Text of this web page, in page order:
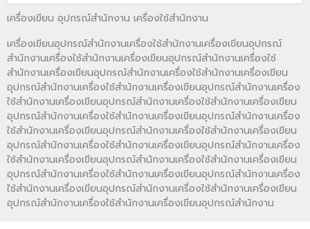
เครื่องเขียน อุปกรณ์สำนักงาน เครื่องใช้สำนักงาน
เครื่องเขียนอุปกรณ์สำนักงานเครื่องใช้สำนักงานเครื่องเขียนอุปกรณ์
สำนักงานเครื่องใช้สำนักงานเครื่องเขียนอุปกรณ์สำนักงานเครื่องใช้
สำนักงานเครื่องเขียนอุปกรณ์สำนักงานเครื่องใช้สำนักงานเครื่องเขียน
อุปกรณ์สำนักงานเครื่องใช้สำนักงานเครื่องเขียนอุปกรณ์สำนักงานเครื่อง
ใช้สำนักงานเครื่องเขียนอุปกรณ์สำนักงานเครื่องใช้สำนักงานเครื่องเขียน
อุปกรณ์สำนักงานเครื่องใช้สำนักงานเครื่องเขียนอุปกรณ์สำนักงานเครื่อง
ใช้สำนักงานเครื่องเขียนอุปกรณ์สำนักงานเครื่องใช้สำนักงานเครื่องเขียน
อุปกรณ์สำนักงานเครื่องใช้สำนักงานเครื่องเขียนอุปกรณ์สำนักงานเครื่อง
ใช้สำนักงานเครื่องเขียนอุปกรณ์สำนักงานเครื่องใช้สำนักงานเครื่องเขียน
อุปกรณ์สำนักงานเครื่องใช้สำนักงานเครื่องเขียนอุปกรณ์สำนักงานเครื่อง
ใช้สำนักงานเครื่องเขียนอุปกรณ์สำนักงานเครื่องใช้สำนักงานเครื่องเขียน
อุปกรณ์สำนักงานเครื่องใช้สำนักงานเครื่องเขียนอุปกรณ์สำนักงาน